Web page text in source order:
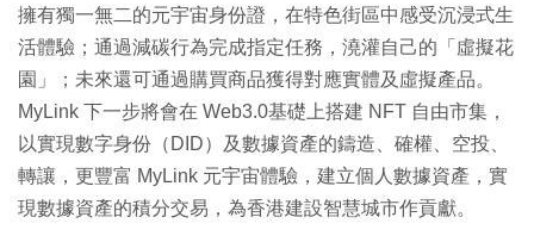
擁有獨一無二的元宇宙身份證，在特色街區中感受沉浸式生
活體驗；通過減碳行為完成指定任務，澆灌自己的「虛擬花
園」；未來還可通過購買商品獲得對應實體及虛擬產品。
MyLink 下一步將會在 Web3.0基礎上搭建 NFT 自由市集，
以實現數字身份（DID）及數據資產的鑄造、確權、空投、
轉讓，更豐富 MyLink 元宇宙體驗，建立個人數據資產，實
現數據資產的積分交易，為香港建設智慧城市作貢獻。